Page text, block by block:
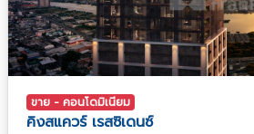
ขาย - คอนโดมิเนียม
คิงสแควร์ เรสซิเดนซ์